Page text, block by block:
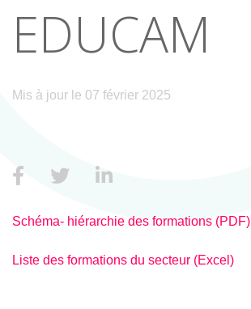
EDUCAM
Mis à jour le 07 février 2025
Schéma- hiérarchie des formations (PDF)
Liste des formations du secteur (Excel)